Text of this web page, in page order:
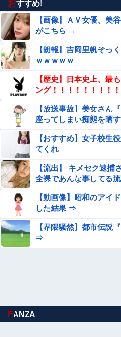
想像の10倍エグくてファン全員
姪っ子とクレープを買っていた
汰にｗ必死にかばってくれた姪
件←必死の弁明が逆に不憫すぎ
【衝撃】陸上自衛隊の22歳陸士
い事』をしてしまう！！！！！他
日本のフォント企業を買収した
上ゼロにするようなことするの
針転換を……他
太陽光発電所で、銅線およそ
万円相当）盗んだなど、ベト
捕、盗まれた銅線の半分は
夫さん、妻に「天井のシミ数え
倒されて性行為 → 凄いことにな
【画像】小倉ゆうか（元・小倉
ｗｗｗｗｗ
Google、Geminiが大赤字、「
ュフロー」に陥る
楽しんご「ジャンポケ斉藤さん
言ってる癖にフ●ラするとか口
誌から金もらってるだろ」
【驚愕】マチアプで会った外国
われたんやがこれワイ詰みか？
おすすめ!
【画像】ＡＶ女優、美
がこちら →
【朗報】吉岡里帆そっ
ｗｗｗｗｗ
【歴史】日本史上、最
ング！！！！！！！！！
【放送事故】美女さん
座ってしまい痴態を晒
【おすすめ】女子校生
てくれ
【流出】 キメセク逮捕
全裸であんな事してる
【動画像】昭和のアイ
した結果 ⇒
【界隈騒然】都市伝説
⇒
FANZA